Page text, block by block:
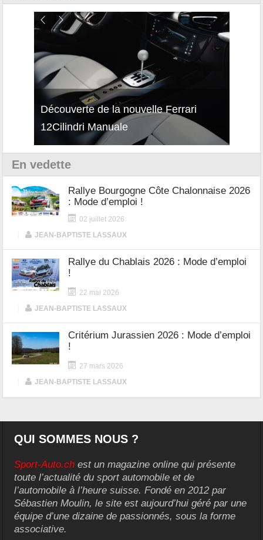
Découverte de la nouvelle Ferrari
12Cilindri Manuale
En vedette
Rallye Bourgogne Côte Chalonnaise 2026
: Mode d’emploi !
02 juillet 2026
JEAN-BAPTISTE LASSAUX
Rallye du Chablais 2026 : Mode d’emploi
!
22 mai 2026
JEAN-BAPTISTE LASSAUX
Critérium Jurassien 2026 : Mode d’emploi
!
27 mars 2026
JEAN-BAPTISTE LASSAUX
QUI SOMMES NOUS ?
Sport-Auto.ch est un magazine online qui présente
toute l’actualité du sport automobile et de
l’automobile à l’heure suisse. Fondé en 2012 par
Sébastien Moulin, le site est aujourd’hui géré par une
équipe d’une dizaine de passionnés, sous la forme
associative.